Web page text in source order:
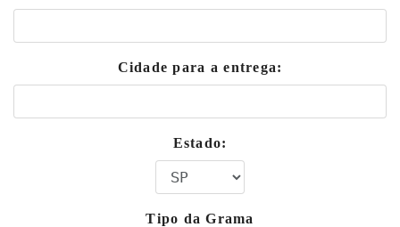
Cidade para a entrega:
Estado:
Tipo da Grama